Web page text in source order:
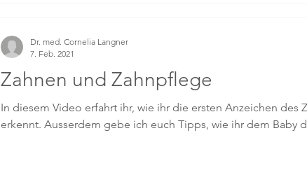
Zahnen und Zahnpflege
In diesem Video erfahrt ihr, wie ihr die ersten Anzeichen des
erkennt. Ausserdem gebe ich euch Tipps, wie ihr dem Baby
Dr. med. Cornelia Langner
7. Feb. 2021